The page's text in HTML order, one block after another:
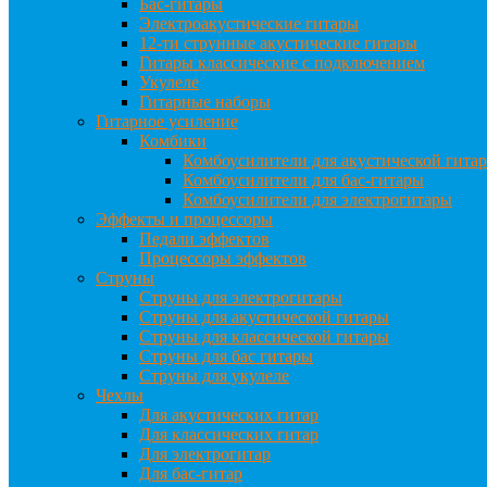
Бас-гитары
Электроакустические гитары
12-ти струнные акустические гитары
Гитары классические с подключением
Укулеле
Гитарные наборы
Гитарное усиление
Комбики
Комбоусилители для акустической
Комбоусилители для бас-гитары
Комбоусилители для электрогитары
Эффекты и процессоры
Педали эффектов
Процессоры эффектов
Струны
Струны для электрогитары
Струны для акустической гитары
Струны для классической гитары
Струны для бас гитары
Струны для укулеле
Чехлы
Для акустических гитар
Для классических гитар
Для электрогитар
Для бас-гитар